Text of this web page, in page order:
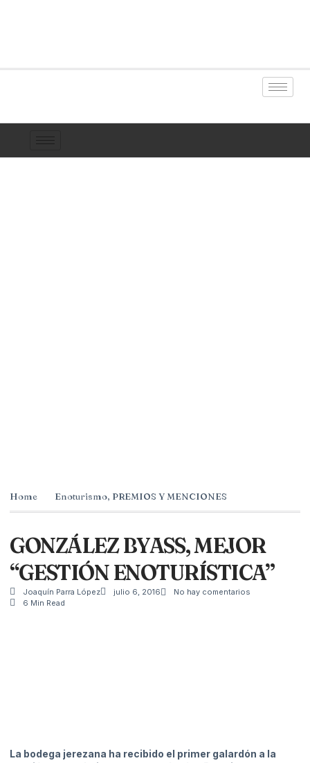
Home Enoturismo, PREMIOS Y MENCIONES
GONZÁLEZ BYASS, MEJOR
“GESTIÓN ENOTURÍSTICA”
Joaquín Parra López julio 6, 2016
No hay comentarios
6 Min Read
La bodega jerezana ha recibido el primer galardón a la